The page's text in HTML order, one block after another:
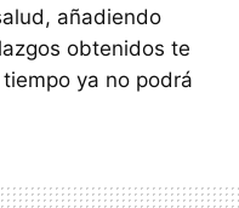
añadiendo
obtenidos te
ya no podrá